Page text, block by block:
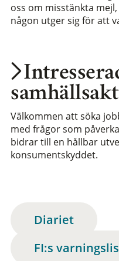
Välkommen att söka
med frågor som
bidrar till en hållbar
konsumentskyddet.
oss om misstänkta
någon utger sig för att
Diariet
FI:s